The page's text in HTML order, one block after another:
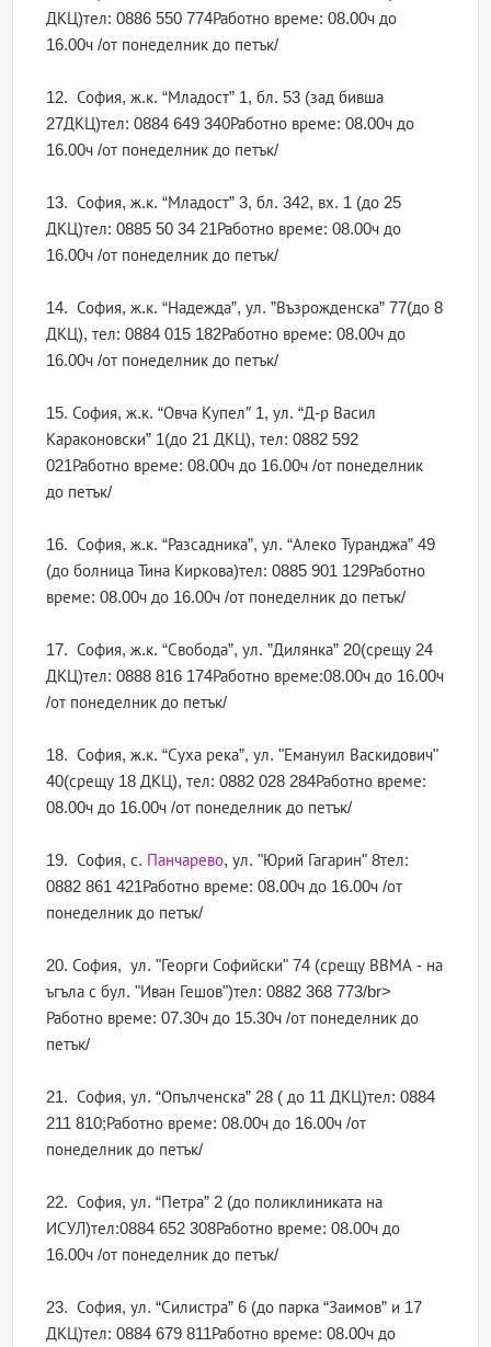
ДКЦ)тел: 0886 550 774Работно време: 08.00ч до
16.00ч /от понеделник до петък/
12. София, ж.к. “Младост” 1, бл. 53 (зад бивша
27ДКЦ)тел: 0884 649 340Работно време: 08.00ч до
16.00ч /от понеделник до петък/
13. София, ж.к. “Младост” 3, бл. 342, вх. 1 (до 25
ДКЦ)тел: 0885 50 34 21Работно време: 08.00ч до
16.00ч /от понеделник до петък/
14. София, ж.к. “Надежда”, ул. ”Възрожденска” 77(до 8
ДКЦ), тел: 0884 015 182Работно време: 08.00ч до
16.00ч /от понеделник до петък/
15. София, ж.к. “Овча Купел″ 1, ул. “Д-р Васил
Караконовски” 1(до 21 ДКЦ), тел: 0882 592
021Работно време: 08.00ч до 16.00ч /от понеделник
до петък/
16. София, ж.к. “Разсадника”, ул. “Алеко Туранджа” 49
(до болница Тина Киркова)тел: 0885 901 129Работно
време: 08.00ч до 16.00ч /от понеделник до петък/
17. София, ж.к. “Свобода”, ул. ”Дилянка” 20(срещу 24
ДКЦ)тел: 0888 816 174Работно време:08.00ч до 16.00ч
/от понеделник до петък/
18. София, ж.к. “Суха река”, ул. "Емануил Васкидович"
40(срещу 18 ДКЦ), тел: 0882 028 284Работно време:
08.00ч до 16.00ч /от понеделник до петък/
19. София, с. Панчарево, ул. "Юрий Гагарин" 8тел:
0882 861 421Работно време: 08.00ч до 16.00ч /от
понеделник до петък/
20. София, ул. "Георги Софийски" 74 (срещу ВВМА - на
ъгъла с бул. "Иван Гешов")тел: 0882 368 773/br>
Работно време: 07.30ч до 15.30ч /от понеделник до
петък/
21. София, ул. “Опълченска” 28 ( до 11 ДКЦ)тел: 0884
211 810;Работно време: 08.00ч до 16.00ч /от
понеделник до петък/
22. София, ул. “Петра” 2 (до поликлиниката на
ИСУЛ)тел:0884 652 308Работно време: 08.00ч до
16.00ч /от понеделник до петък/
23. София, ул. “Силистра” 6 (до парка “Заимов” и 17
ДКЦ)тел: 0884 679 811Работно време: 08.00ч до